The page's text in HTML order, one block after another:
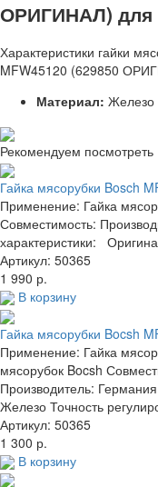
ОРИГИНАЛ) для
Характеристики гайки
MFW45120 (629850
Материал: Железо
Рекомендуем посмотреть
Гайка мясорубки Bosch
Применение: Гайка
Совместимость:
характеристики:
Артикул: 50365
1 990 р.
В корзину
Гайка мясорубки Bocsh
Применение: Гайка
мясорубок Bocsh
Производитель:
Железо Точность
Артикул: 50365
1 300 р.
В корзину